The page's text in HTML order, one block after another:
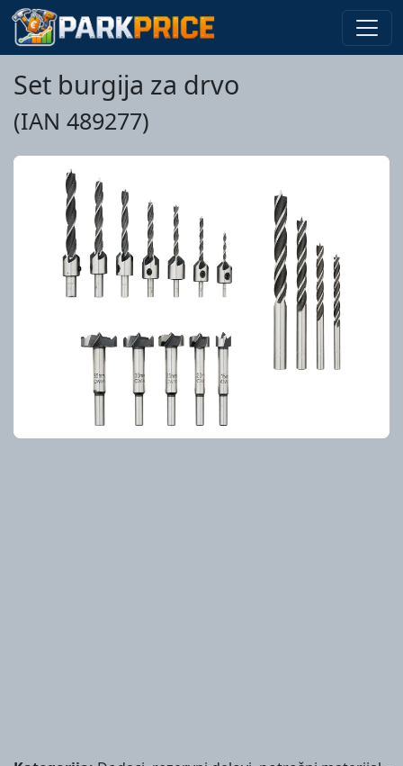
Set burgija za drvo
(IAN 489277)